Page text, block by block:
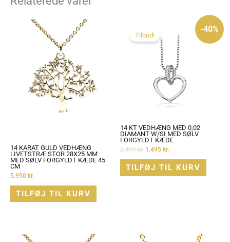
14 KARAT GULD VEDHÆNG
LIVETSTRÆ STOR 28X25 MM
MED SØLV FORGYLDT KÆDE 45
CM
5.950 kr.
TILFØJ TIL KURV
-40%
Tilbud!
14 KT VEDHÆNG MED 0,02
DIAMANT W/SI MED SØLV
FORGYLDT KÆDE
2.495kr.
pris
var:
2.495 kr..
1.495 kr.
1.495 kr..
TILFØJ TIL KURV